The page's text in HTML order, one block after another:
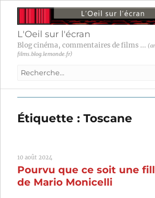
L'Oeil sur l'écran
Blog cinéma, commentaires de films ...
films.blog.lemonde.fr)
Recherche
:
Étiquette :Toscane
10 août 2024
Pourvu que ce soit une
de Mario Monicelli